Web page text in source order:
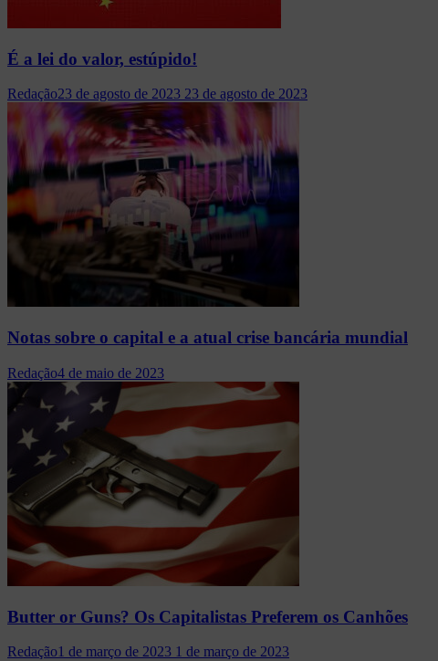
É a lei do valor, estúpido!
Redação23 de agosto de 2023 23 de agosto de 2023
Notas sobre o capital e a atual crise bancária mundial
Redação4 de maio de 2023
Butter or Guns? Os Capitalistas Preferem os Canhões
Redação1 de março de 2023 1 de março de 2023